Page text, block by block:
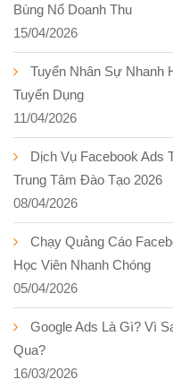
Bùng Nổ Doanh Thu
15/04/2026
Tuyển Nhân Sự Nhanh
Tuyển Dụng
11/04/2026
Dịch Vụ Facebook Ads
Trung Tâm Đào Tạo 2026
08/04/2026
Chạy Quảng Cáo
Học Viên Nhanh Chóng
05/04/2026
Google Ads Là Gì? Vì
Qua?
16/03/2026